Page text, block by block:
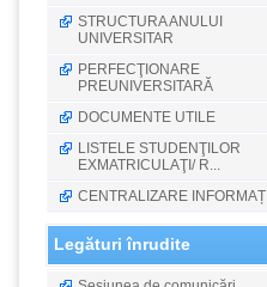
STRUCTURA ANULUI
UNIVERSITAR
PERFECŢIONARE
PREUNIVERSITARĂ
DOCUMENTE UTILE
LISTELE STUDENŢILOR
EXMATRICULAŢI/ R...
CENTRALIZARE INFORMAȚII
Legături înrudite